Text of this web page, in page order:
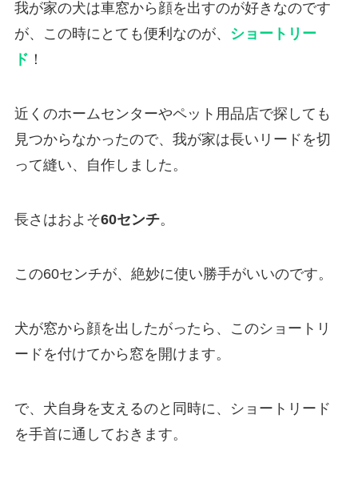
我が家の犬は車窓から顔を出すのが好きなのです
が、この時にとても便利なのが、 ショートリー
ド ！
近くのホームセンターやペット用品店で探しても
見つからなかったので、我が家は長いリードを切
って縫い、自作しました。
長さはおよそ60センチ。
この60センチが、絶妙に使い勝手がいいのです。
犬が窓から顔を出したがったら、このショートリ
ードを付けてから窓を開けます。
で、犬自身を支えるのと同時に、ショートリード
を手首に通しておきます。